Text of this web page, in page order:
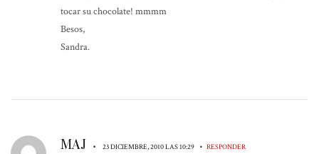
tocar su chocolate! mmmm
Besos,
Sandra.
MAJ • 23 DICIEMBRE, 2010 LAS 10:29 • RESPONDER